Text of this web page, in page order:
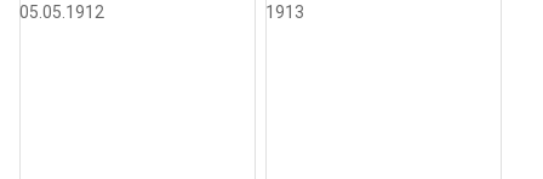
05.05.1912
Baude, 1195 mtr
1913